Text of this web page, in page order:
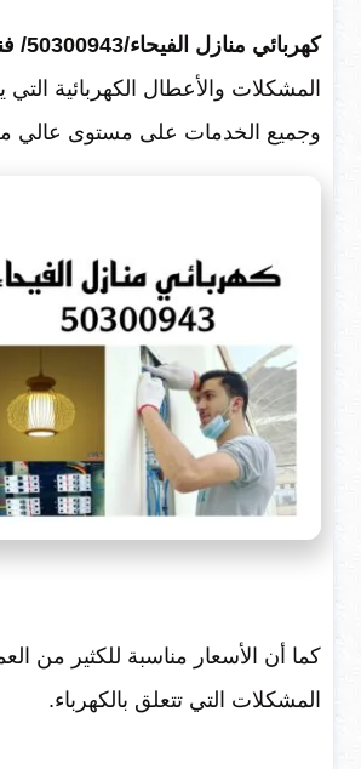
كهربائي منازل الفيحاء/50300943/ فني كهربائي منازل الفيحاء
المشكلات والأعطال الكهربائية
وجميع الخدمات على مستوى عالي
كما أن الأسعار مناسبة للكثير
المشكلات التي تتعلق بالكهرباء.